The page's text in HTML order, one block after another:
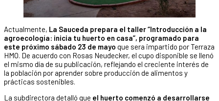
Actualmente, La Sauceda prepara el taller “Introducción a la
agroecología: inicia tu huerto en casa”, programado para
este próximo sábado 23 de mayo que sera impartido por Terraza
HMO. De acuerdo con Rosas Neudecker, el cupo disponible se llenó
el mismo día de su publicación, reflejando el creciente interés de
la población por aprender sobre producción de alimentos y
prácticas sostenibles.
La subdirectora detalló que el huerto comenzó a desarrollarse